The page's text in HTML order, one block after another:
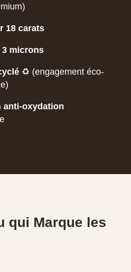
18 carats
3 microns
♻️ (engagement éco-
anti-oxydation
qui Marque les